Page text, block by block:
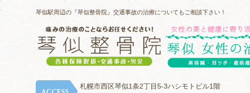
琴似駅周辺の『琴似整骨院』交通事故の治療についてもご相談下さい！
札幌市西区琴似1条2丁目5-3ハシモトビル1階